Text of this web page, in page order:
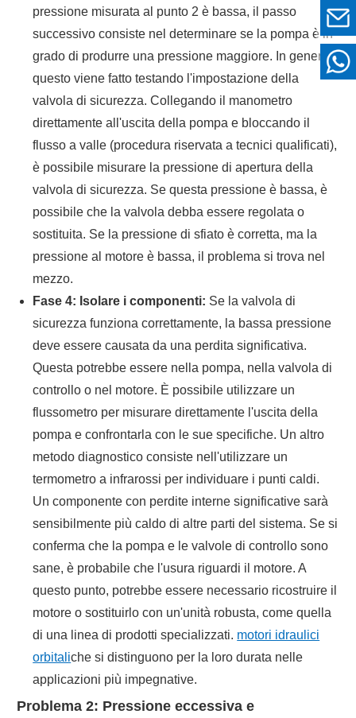
pressione misurata al punto 2 è bassa, il passo
successivo consiste nel determinare se la pompa è in
grado di produrre una pressione maggiore. In genere,
questo viene fatto testando l'impostazione della
valvola di sicurezza. Collegando il manometro
direttamente all'uscita della pompa e bloccando il
flusso a valle (procedura riservata a tecnici qualificati),
è possibile misurare la pressione di apertura della
valvola di sicurezza. Se questa pressione è bassa, è
possibile che la valvola debba essere regolata o
sostituita. Se la pressione di sfiato è corretta, ma la
pressione al motore è bassa, il problema si trova nel
mezzo.
Fase 4: Isolare i componenti: Se la valvola di
sicurezza funziona correttamente, la bassa pressione
deve essere causata da una perdita significativa.
Questa potrebbe essere nella pompa, nella valvola di
controllo o nel motore. È possibile utilizzare un
flussometro per misurare direttamente l'uscita della
pompa e confrontarla con le sue specifiche. Un altro
metodo diagnostico consiste nell'utilizzare un
termometro a infrarossi per individuare i punti caldi.
Un componente con perdite interne significative sarà
sensibilmente più caldo di altre parti del sistema. Se si
conferma che la pompa e le valvole di controllo sono
sane, è probabile che l'usura riguardi il motore. A
questo punto, potrebbe essere necessario ricostruire il
motore o sostituirlo con un'unità robusta, come quella
di una linea di prodotti specializzati. motori idraulici
orbitaliche si distinguono per la loro durata nelle
applicazioni più impegnative.
Problema 2: Pressione eccessiva e